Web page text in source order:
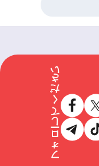
フォローしてください